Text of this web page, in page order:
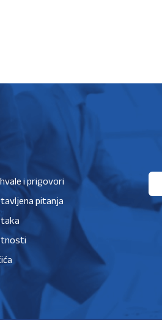
i prigovori
pitanja